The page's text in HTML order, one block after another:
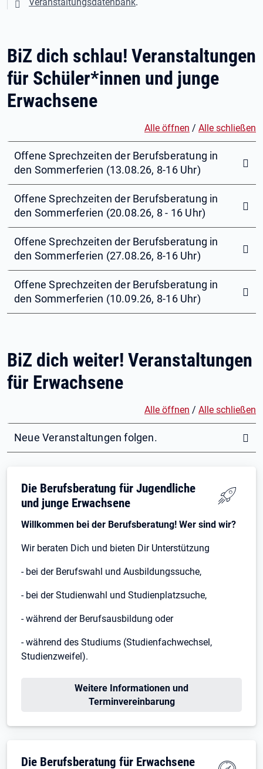
BiZ dich schlau! Veranstaltungen
für Schüler*innen und junge
Erwachsene
Alle öffnen / Alle schließen
Offene Sprechzeiten der Berufsberatung in
den Sommerferien (13.08.26, 8-16 Uhr)
Offene Sprechzeiten der Berufsberatung in
den Sommerferien (20.08.26, 8 - 16 Uhr)
Offene Sprechzeiten der Berufsberatung in
den Sommerferien (27.08.26, 8-16 Uhr)
Offene Sprechzeiten der Berufsberatung in
den Sommerferien (10.09.26, 8-16 Uhr)
BiZ dich weiter! Veranstaltungen
für Erwachsene
Alle öffnen / Alle schließen
Neue Veranstaltungen folgen.
Die Berufsberatung für Jugendliche
und junge Erwachsene
Willkommen bei der Berufsberatung! Wer sind wir?
Wir beraten Dich und bieten Dir Unterstützung
- bei der Berufswahl und Ausbildungssuche,
- bei der Studienwahl und Studienplatzsuche,
- während der Berufsausbildung oder
- während des Studiums (Studienfachwechsel,
Studienzweifel).
Öffnet in neuem Tab
Weitere Informationen und
Terminvereinbarung
Die Berufsberatung für Erwachsene